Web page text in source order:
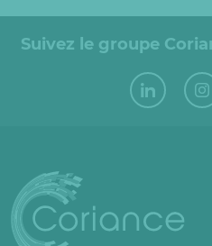
Suivez le groupe